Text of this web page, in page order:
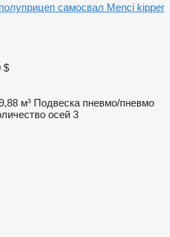
полуприцеп самосвал Menci kipper
$
м³ Подвеска пневмо/пневмо
осей 3